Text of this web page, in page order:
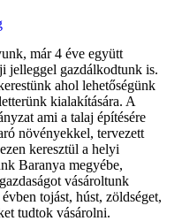
már 4 éve együtt
jelleggel gazdálkodtunk is.
ahol lehetőségünk
kialakítására. A
ami a talaj építésére
növényekkel, tervezett
keresztül a helyi
Baranya megyébe,
vásároltunk
tojást, húst, zöldséget,
tudtok vásárolni.